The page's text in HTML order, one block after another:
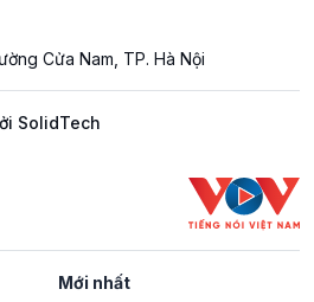
Cửa Nam, TP. Hà Nội
SolidTech
Mới nhất